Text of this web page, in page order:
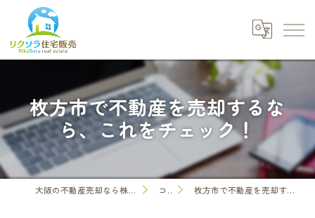
枚方市で不動産を売却するな
ら、これをチェック！
大阪の不動産売却なら株式会社リクソラ住宅販売 コラム 枚方市で不動産を売却するなら、これをチェック！